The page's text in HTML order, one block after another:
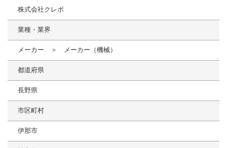
株式会社クレボ
業種・業界
メーカー ＞ メーカー（機械）
都道府県
長野県
市区町村
伊那市